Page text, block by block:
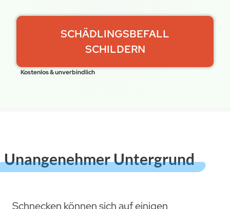
SCHÄDLINGSBEFALL
SCHILDERN
Kostenlos & unverbindlich
Unangenehmer Untergrund
Schnecken können sich auf einigen